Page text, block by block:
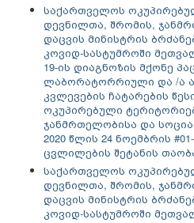
საქართველოს
დევნილთა, შრომის,
დაცვის მინისტრის
კოვიდ-სასტუმროში
19-ის დიაგნოზის მქონე
ლაბორატორრიული და /ა
კვლევების ჩატარების
ოკუპირებული
ჯანმრთელობისა და
2020 წლის 24 ნოემბრის
ცვლილების შეტანის
საქართველოს
დევნილთა, შრომის,
დაცვის მინისტრის
კოვიდ-სასტუმროში